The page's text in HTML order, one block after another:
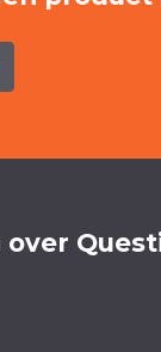
over